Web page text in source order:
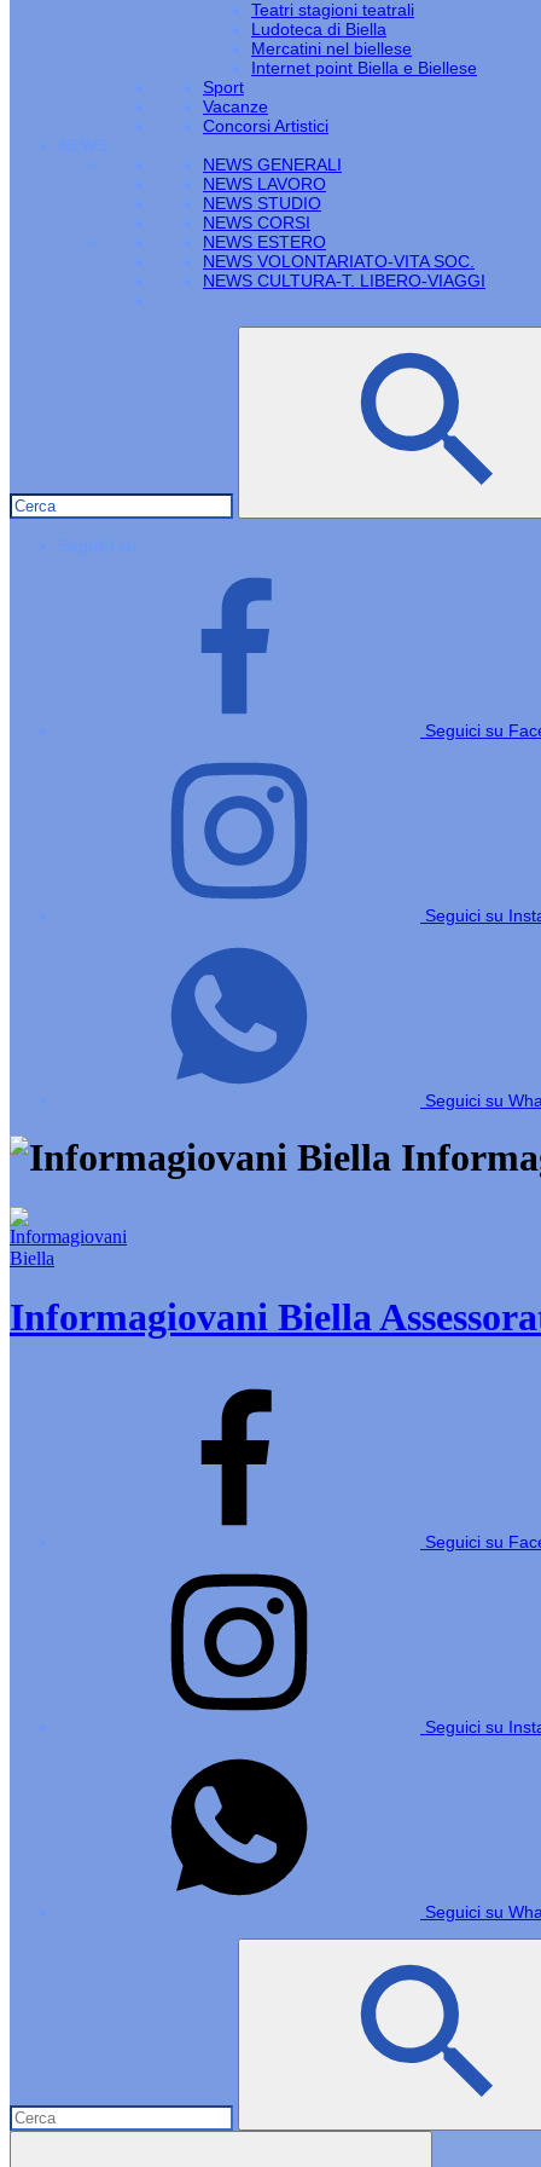
Teatri stagioni teatrali
Ludoteca di Biella
Mercatini nel biellese
Internet point Biella e Biellese
Sport
Vacanze
Concorsi Artistici
NEWS
NEWS GENERALI
NEWS LAVORO
NEWS STUDIO
NEWS CORSI
NEWS ESTERO
NEWS VOLONTARIATO-VITA SOC.
NEWS CULTURA-T. LIBERO-VIAGGI
Seguici su
Seguici su
Seguici su
Seguici su
Informagiovani Biella
Seguici su
Seguici su
Seguici su